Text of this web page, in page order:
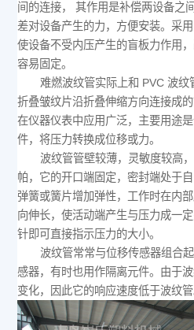
间的连接， 其作用是补偿两设备之
差对设备产生的力，方便安装。采
使设备不受内压产生的盲板力作用
容易固定。
难燃波纹管实际上和 PVC 波纹
折叠皱纹片沿折叠伸缩方向连接成
在仪器仪表中应用广泛，主要用途
件，将压力转换成位移或力。
波纹管管壁较薄，灵敏度较高
帕，它的开口端固定，密封端处于
弹簧或簧片增加弹性，工作时在内
向伸长，使活动端产生与压力成一
针即可直接指示压力的大小。
波纹管常常与位移传感器组合
感器，有时也用作隔离元件。由于
变化，因此它的响应速度低于波纹